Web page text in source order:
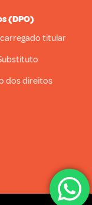
(DPO)
titular
dos direitos